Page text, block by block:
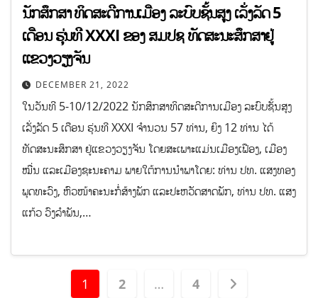
ນັກສຶກສາ ທິດສະດີການເມືອງ ລະບົບຊັ້ນສູງ ເລັ່ງລັດ 5
ເດືອນ ຮຸ່ນທີ XXXI ຂອງ ສມປຊ ທັດສະນະສຶກສາຢູ່
ແຂວງວຽງຈັນ
DECEMBER 21, 2022
ໃນວັນທີ 5-10/12/2022 ນັກສຶກສາທິດສະດີການເມືອງ ລະບົບຊັ້ນສູງ
ເລັ່ງລັດ 5 ເດືອນ ຮຸ່ນທີ XXXI ຈໍານວນ 57 ທ່ານ, ຍິງ 12 ທ່ານ ໄດ້
ທັດສະນະສຶກສາ ຢູ່ແຂວງວຽງຈັນ ໂດຍສະເພາະແມ່ນເມືອງເຟືອງ, ເມືອງ
ໝື່ນ ແລະເມືອງຊະນະຄາມ ພາຍໃຕ້ການນໍາພາໂດຍ: ທ່ານ ປທ. ແສງທອງ
ພຸດທະວົງ, ຫົວໜ້າຄະນະກໍ່ສ້າງພັກ ແລະປະຫວັດສາດພັກ, ທ່ານ ປທ. ແສງ
ແກ້ວ ວົງລໍາພັນ,…
1 2 … 4